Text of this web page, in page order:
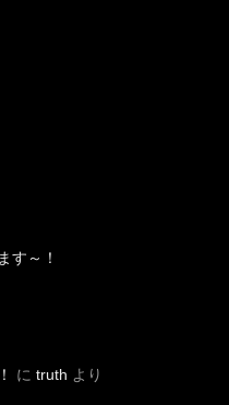
す～！
に truth より